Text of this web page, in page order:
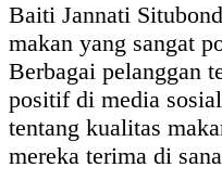
Baiti Jannati
makan yang sangat
Berbagai pelanggan
positif di media
tentang kualitas
mereka terima di